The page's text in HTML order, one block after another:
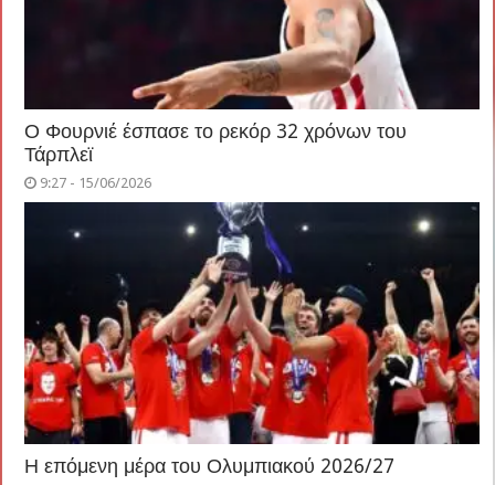
Ο Φουρνιέ έσπασε το ρεκόρ 32 χρόνων του
Τάρπλεϊ
9:27 - 15/06/2026
Η επόμενη μέρα του Ολυμπιακού 2026/27